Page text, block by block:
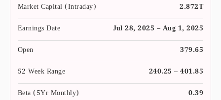
Market Capital (Intraday)
2.872T
Earnings Date
Jul 28, 2025 – Aug 1, 2025
Open
379.65
52 Week Range
240.25 – 401.85
Beta (5Yr Monthly)
0.39